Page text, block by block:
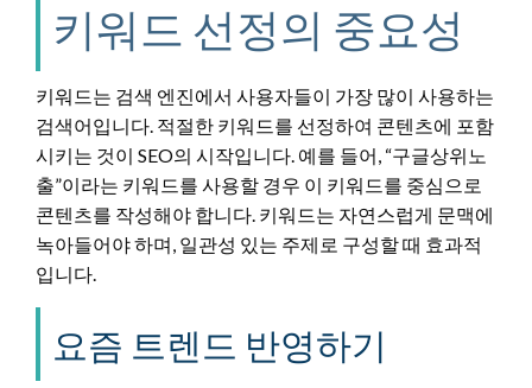
키워드 선정의 중요성
키워드는 검색 엔진에서 사용자들이 가장 많이 사용하는
검색어입니다. 적절한 키워드를 선정하여 콘텐츠에 포함
시키는 것이 SEO의 시작입니다. 예를 들어, “구글상위노
출”이라는 키워드를 사용할 경우 이 키워드를 중심으로
콘텐츠를 작성해야 합니다. 키워드는 자연스럽게 문맥에
녹아들어야 하며, 일관성 있는 주제로 구성할 때 효과적
입니다.
요즘 트렌드 반영하기